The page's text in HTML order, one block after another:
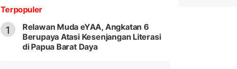
Terpopuler
1
Relawan Muda eYAA, Angkatan 6
Berupaya Atasi Kesenjangan Literasi
di Papua Barat Daya